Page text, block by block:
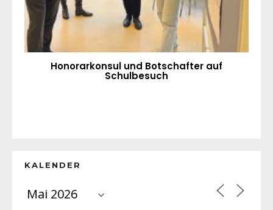
Honorarkonsul und Botschafter auf
Schulbesuch
KALENDER